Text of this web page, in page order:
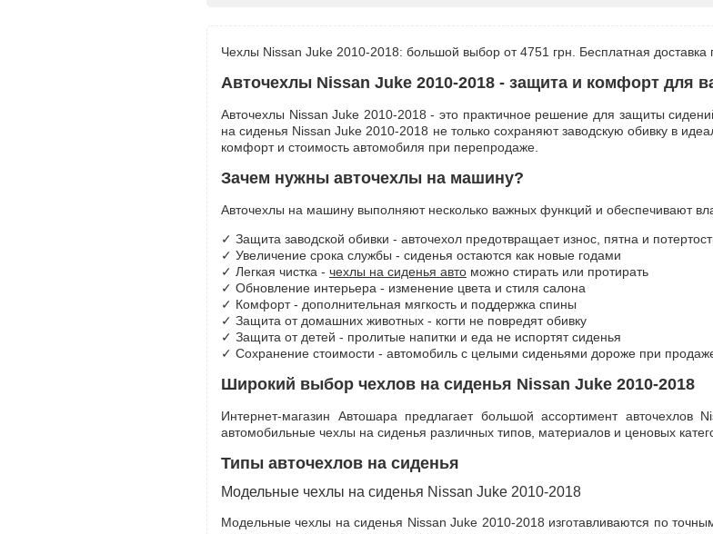
Чехлы Nissan Juke 2010-2018: большой выбор от 4751 грн. Бесплатная доставка
Авточехлы Nissan Juke 2010-2018 - защита и комфорт для
Авточехлы Nissan Juke 2010-2018 - это практичное решение для защиты
на сиденья Nissan Juke 2010-2018 не только сохраняют заводскую обивку в
комфорт и стоимость автомобиля при перепродаже.
Зачем нужны авточехлы на машину?
Авточехлы на машину выполняют несколько важных функций и обеспечивают
✓ Защита заводской обивки - авточехол предотвращает износ, пятна и
✓ Увеличение срока службы - сиденья остаются как новые годами
✓ Легкая чистка - чехлы на сиденья авто можно стирать или протирать
✓ Обновление интерьера - изменение цвета и стиля салона
✓ Комфорт - дополнительная мягкость и поддержка спины
✓ Защита от домашних животных - когти не повредят обивку
✓ Защита от детей - пролитые напитки и еда не испортят сиденья
✓ Сохранение стоимости - автомобиль с целыми сиденьями дороже при
Широкий выбор чехлов на сиденья Nissan Juke 2010-2018
Интернет-магазин Автошара предлагает большой ассортимент
автомобильные чехлы на сиденья различных типов, материалов и ценовых
Типы авточехлов на сиденья
Модельные чехлы на сиденья Nissan Juke 2010-2018
Модельные чехлы на сиденья Nissan Juke 2010-2018 изготавливаются по